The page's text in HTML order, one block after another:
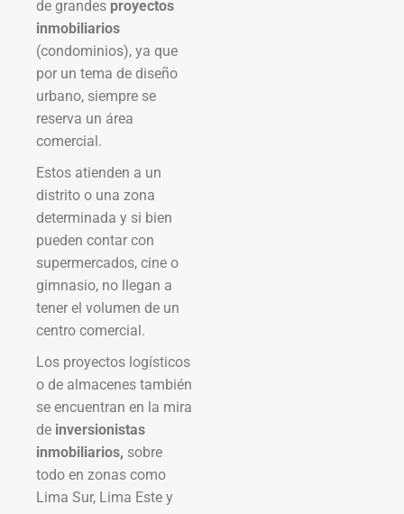
de grandes proyectos
inmobiliarios
(condominios), ya que
por un tema de diseño
urbano, siempre se
reserva un área
comercial.
Estos atienden a un
distrito o una zona
determinada y si bien
pueden contar con
supermercados, cine o
gimnasio, no llegan a
tener el volumen de un
centro comercial.
Los proyectos logísticos
o de almacenes también
se encuentran en la mira
de inversionistas
inmobiliarios, sobre
todo en zonas como
Lima Sur, Lima Este y